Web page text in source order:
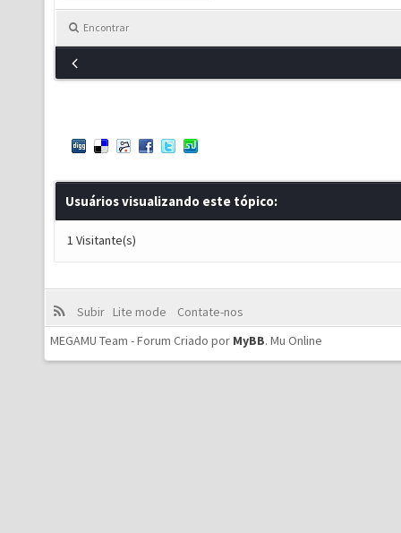
Encontrar
Usuários visualizando este tópico:
1 Visitante(s)
Subir Lite mode
Contate-nos
MEGAMU Team - Forum Criado por MyBB. Mu Online